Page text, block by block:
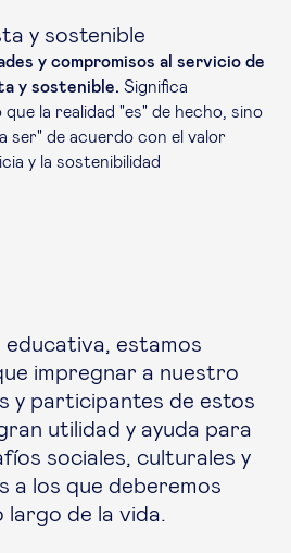
y sostenible
y compromisos al servicio de
y sostenible. Significa
la realidad "es" de hecho, sino
ser" de acuerdo con el valor
y la sostenibilidad
estamos
impregnar a nuestro
y participantes de estos
utilidad y ayuda para
sociales, culturales y
a los que deberemos
de la vida.